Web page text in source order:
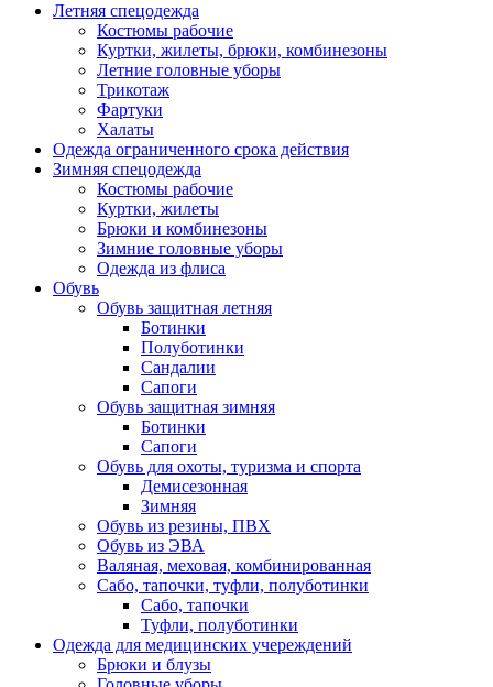
Летняя спецодежда
Костюмы рабочие
Куртки, жилеты, брюки, комбинезоны
Летние головные уборы
Трикотаж
Фартуки
Халаты
Одежда ограниченного срока действия
Зимняя спецодежда
Костюмы рабочие
Куртки, жилеты
Брюки и комбинезоны
Зимние головные уборы
Одежда из флиса
Обувь
Обувь защитная летняя
Ботинки
Полуботинки
Сандалии
Сапоги
Обувь защитная зимняя
Ботинки
Сапоги
Обувь для охоты, туризма и спорта
Демисезонная
Зимняя
Обувь из резины, ПВХ
Обувь из ЭВА
Валяная, меховая, комбинированная
Сабо, тапочки, туфли, полуботинки
Сабо, тапочки
Туфли, полуботинки
Одежда для медицинских учереждений
Брюки и блузы